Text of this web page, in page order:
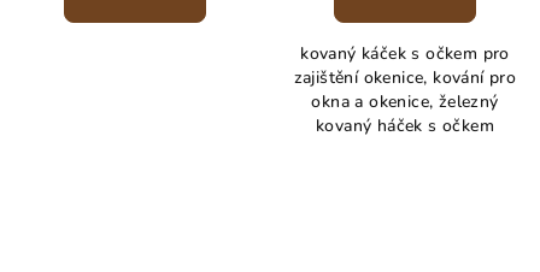
kovaný káček s očkem pro
zajištění okenice, kování pro
okna a okenice, železný
kovaný háček s očkem